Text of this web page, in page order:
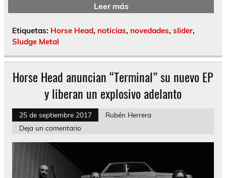
Leer más
Etiquetas: Horse Head, noticias, novedades, slider,
Sludge Metal
Horse Head anuncian “Terminal” su nuevo EP
y liberan un explosivo adelanto
25 de septiembre 2017
Rubén Herrera
Deja un comentario